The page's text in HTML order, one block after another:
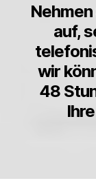
auf,
wir
48